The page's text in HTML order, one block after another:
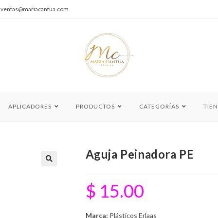
ventas@mariacantua.com
APLICADORES PRODUCTOS CATEGORÍAS
Aguja Peinadora PE
$ 15.00
Marca: Plásticos Erlaas